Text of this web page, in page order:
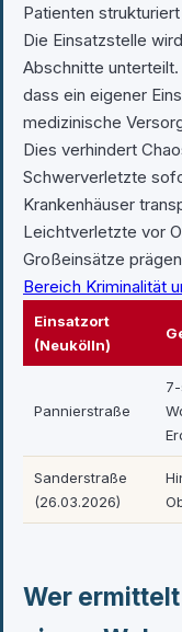
Patienten
Die Einsatzstelle
Abschnitte unterteilt.
dass ein eigener
medizinische
Dies verhindert
Schwerverletzte
Krankenhäuser
Leichtverletzte vor
Großeinsätze
Bereich Kriminalität
Einsatzort
(Neukölln)
Pannierstraße
Sanderstraße
(26.03.2026)
Wer